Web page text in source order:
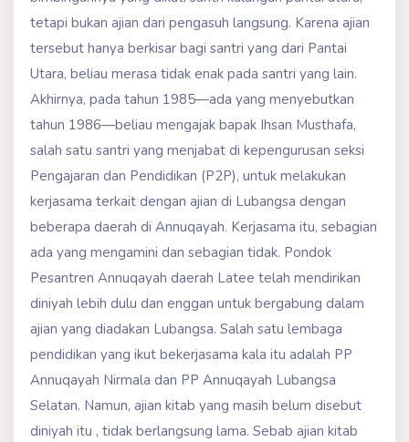
tetapi bukan ajian dari pengasuh langsung. Karena ajian
tersebut hanya berkisar bagi santri yang dari Pantai
Utara, beliau merasa tidak enak pada santri yang lain.
Akhirnya, pada tahun 1985—ada yang menyebutkan
tahun 1986—beliau mengajak bapak Ihsan Musthafa,
salah satu santri yang menjabat di kepengurusan seksi
Pengajaran dan Pendidikan (P2P), untuk melakukan
kerjasama terkait dengan ajian di Lubangsa dengan
beberapa daerah di Annuqayah. Kerjasama itu, sebagian
ada yang mengamini dan sebagian tidak. Pondok
Pesantren Annuqayah daerah Latee telah mendirikan
diniyah lebih dulu dan enggan untuk bergabung dalam
ajian yang diadakan Lubangsa. Salah satu lembaga
pendidikan yang ikut bekerjasama kala itu adalah PP
Annuqayah Nirmala dan PP Annuqayah Lubangsa
Selatan. Namun, ajian kitab yang masih belum disebut
diniyah itu , tidak berlangsung lama. Sebab ajian kitab